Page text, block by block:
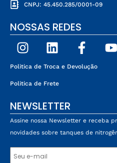
CNPJ: 45.450.285/0001-09
NOSSAS REDES
Politica de Troca e Devolução
Politica de Frete
NEWSLETTER
Assine nossa Newsletter e receba
novidades sobre tanques de